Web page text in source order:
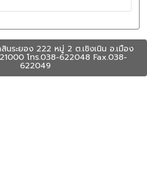
นระยอง 222 หมู่ 2 ต.เชิงเนิน อ.เมือง
โทร.038-622048 Fax.038-
622049